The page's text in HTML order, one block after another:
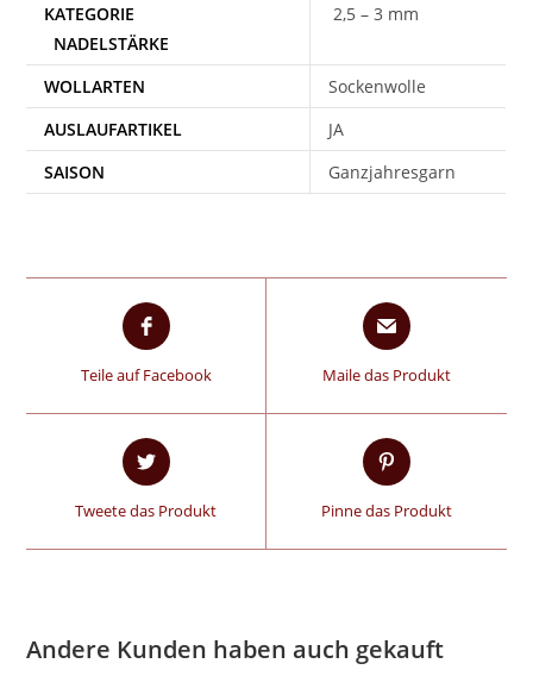
2,5 – 3 mm
WOLLARTEN
Sockenwolle
AUSLAUFARTIKEL
JA
SAISON
Ganzjahresgarn
Teile auf Facebook Maile das Produkt
Tweete das Produkt Pinne das Produkt
Andere Kunden haben auch gekauft